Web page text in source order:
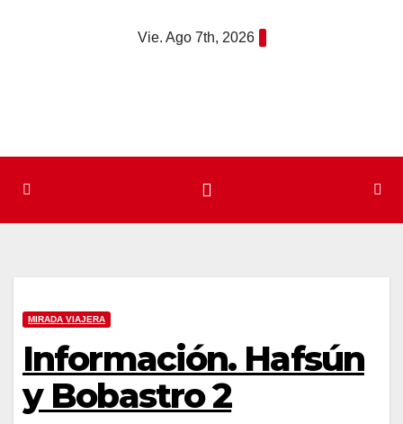
Vie. Ago 7th, 2026
MIRADA VIAJERA
Información. Hafsún
y Bobastro 2